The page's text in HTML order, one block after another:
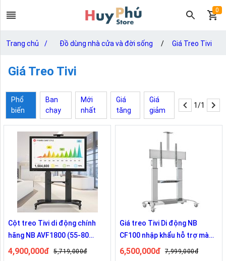
0
Trang chủ / Đồ dùng nhà cửa và đời sống / Giá Treo Tivi
Giá Treo Tivi
Phổ
biến
Ban
chạy
Mới
nhất
Giá
tăng
Giá
giảm
1/1
Cột treo Tivi di động chính
hãng NB AVF1800 (55-80
Inch)
4,900,000đ 5,719,000đ
Giá treo Tivi Di động NB
CF100 nhập khẩu hỗ trợ màn
hình từ 60 đến 100 Inch
6,500,000đ 7,999,000đ